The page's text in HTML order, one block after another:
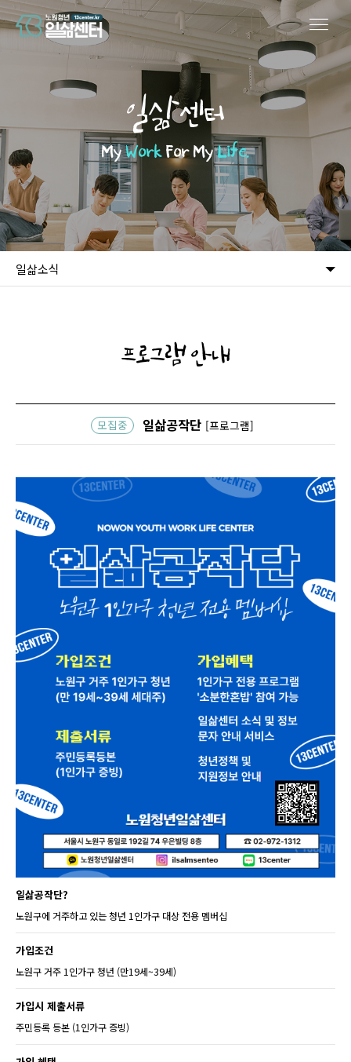
일삶센터
MyWorkFor MyLife.
일삶소식
프로그램 안내
모집중 일삶공작단 [프로그램]
일삶공작단?
노원구에 거주하고 있는 청년 1인가구 대상 전용 멤버십
가입조건
노원구 거주 1인가구 청년 (만19세~39세)
가입시 제출서류
주민등록 등본 (1인가구 증빙)